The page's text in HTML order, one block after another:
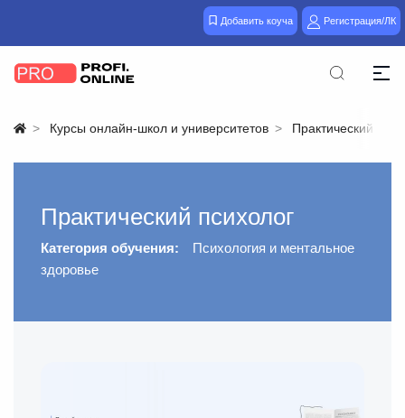
Добавить коуча Регистрация/ЛК
Курсы онлайн-школ и университетов Практический
Практический психолог
Категория обучения:
Психология и ментальное
здоровье